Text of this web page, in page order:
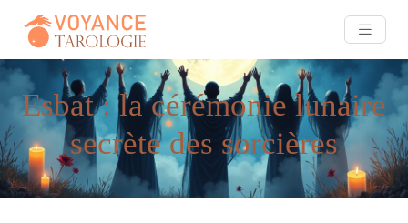
Esbat : la cérémonie lunaire
secrète des sorcières